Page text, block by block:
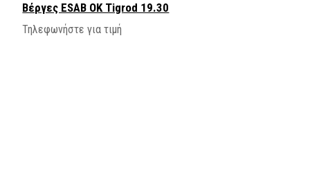
Βέργες ESAB OK Tigrod 19.30
Τηλεφωνήστε για τιμή